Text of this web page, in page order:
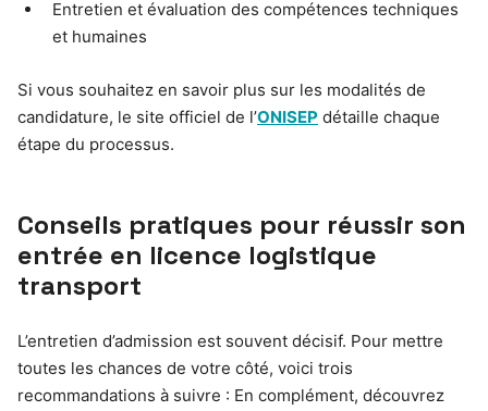
Entretien et évaluation des compétences techniques
et humaines
Si vous souhaitez en savoir plus sur les modalités de
candidature, le site officiel de l’ONISEP détaille chaque
étape du processus.
Conseils pratiques pour réussir son
entrée en licence logistique
transport
L’entretien d’admission est souvent décisif. Pour mettre
toutes les chances de votre côté, voici trois
recommandations à suivre : En complément, découvrez